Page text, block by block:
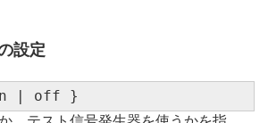
設定
| off }